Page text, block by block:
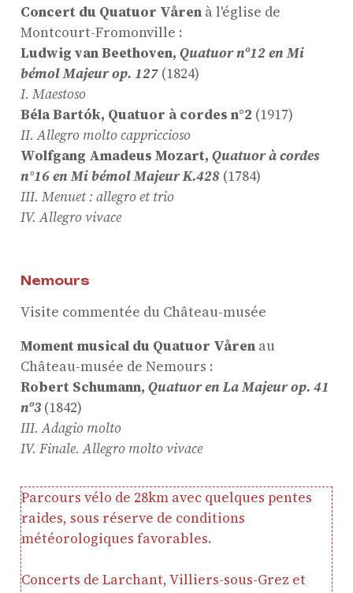
Concert du Quatuor Våren à l'église de
Montcourt-Fromonville :
Ludwig vanBeethoven,Quatuor nº12 en Mi
bémol Majeur op. 127 (1824)
I. Maestoso
Béla Bartók, Quatuor à cordes n°2 (1917)
II.Allegro molto cappriccioso
Wolfgang AmadeusMozart,Quatuor à cordes
n°16 en Mi bémol Majeur K.428 (1784)
III.Menuet : allegro et trio
IV.Allegro vivace
Nemours
Visite commentée du Château-musée
Moment musical du Quatuor Våren au
Château-musée de Nemours :
Robert Schumann,Quatuor en La Majeur op. 41
nº3 (1842)
III. Adagio molto
IV. Finale. Allegro molto vivace
Parcours vélo de 28km avec quelques pentes
raides, sous réserve de conditions
météorologiques favorables.
Concerts de Larchant, Villiers-sous-Grez et
ProQuartet - Centre
Européen de Musique de
Chambre
Résidence jeunes
interprètes
Formation
professionnelle et
masterclasses
Concerts et événements
Pratiques amateurs
Agenda
Actualités
Soutenir ProQuartet
Vidéos des masterclasses
CONTACT
INSCRIPTION INFOLETTRES
PETITES ANNONCES